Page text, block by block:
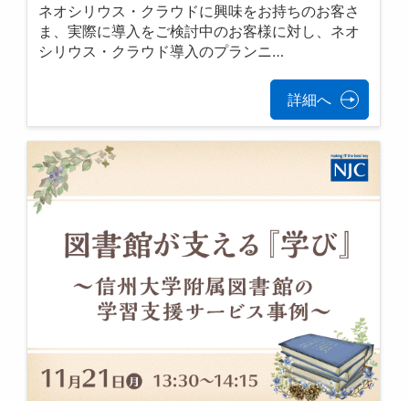
ネオシリウス・クラウドに興味をお持ちのお客さ
ま、実際に導入をご検討中のお客様に対し、ネオ
シリウス・クラウド導入のプランニ…
詳細へ